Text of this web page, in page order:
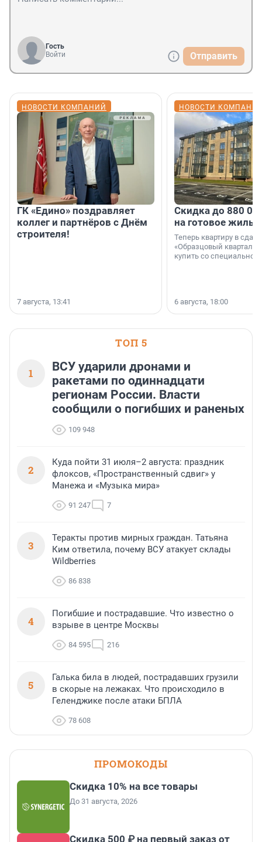
Гость
Войти
Отправить
НОВОСТИ КОМПАНИЙ
ГК «Едино» поздравляет
коллег и партнёров с Днём
строителя!
7 августа, 13:41
НОВОСТИ
Скидка до 880
на готовое
Теперь квартиру в
«Образцовый квартал
купить со специальной
6 августа, 18:00
ТОП 5
1
ВСУ ударили дронами и
ракетами по одиннадцати
регионам России. Власти
сообщили о погибших и раненых
109 948
2
Куда пойти 31 июля–2 августа: праздник
флоксов, «Пространственный сдвиг» у
Манежа и «Музыка мира»
91 247 7
3
Теракты против мирных граждан. Татьяна
Ким ответила, почему ВСУ атакует склады
Wildberries
86 838
4
Погибшие и пострадавшие. Что известно о
взрыве в центре Москвы
84 595 216
5
Галька била в людей, пострадавших грузили
в скорые на лежаках. Что происходило в
Геленджике после атаки БПЛА
78 608
ПРОМОКОДЫ
Скидка 10% на все товары
До 31 августа, 2026
Скидка 500 ₽ на первый заказ от